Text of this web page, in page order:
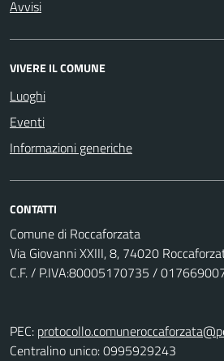
Avvisi
VIVERE IL COMUNE
Luoghi
Eventi
Informazioni generiche
CONTATTI
Comune di Roccaforzata
Via Giovanni XXIII, 8, 74020
C.F. / P.IVA:80005170735 /
PEC:
Centralino unico: 0995929243